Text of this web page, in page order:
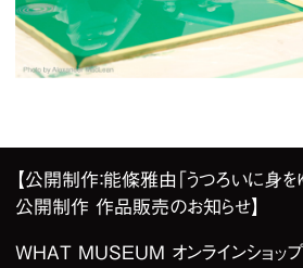
【公開制作：能條雅由「うつろいに身を
公開制作 作品販売のお知らせ】
WHAT MUSEUM オンラインショップ